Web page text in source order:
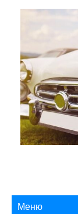
Перейти
Меню